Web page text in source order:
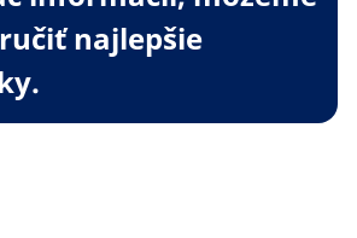
najlepšie